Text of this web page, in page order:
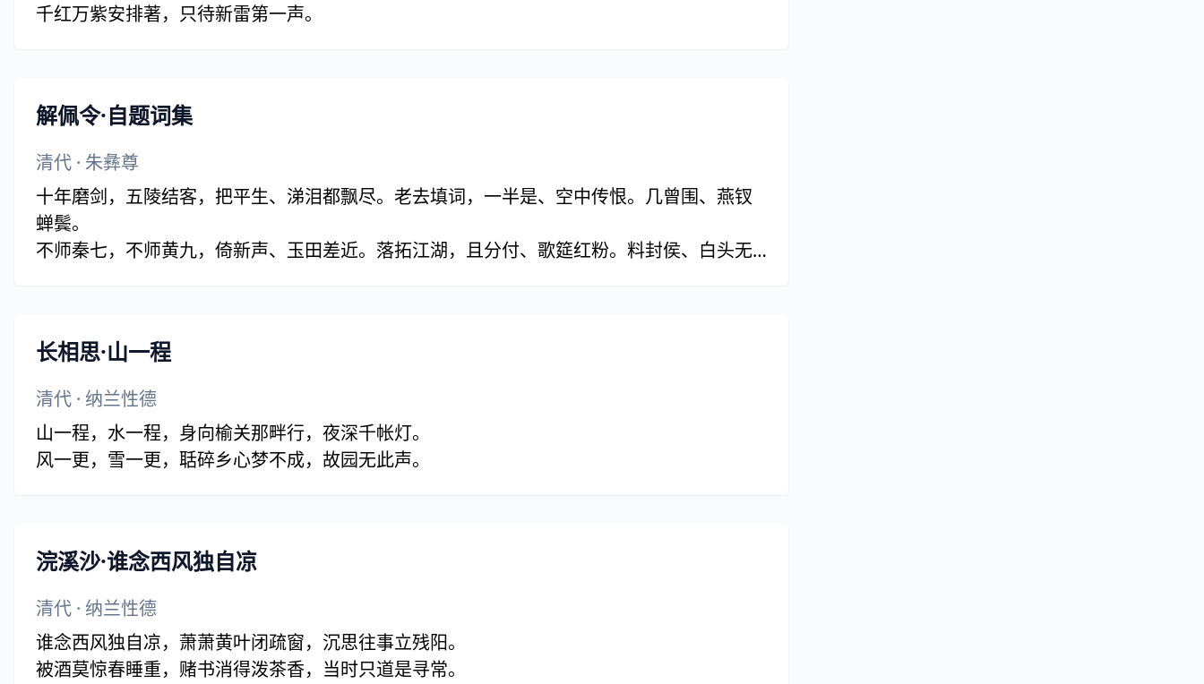
千红万紫安排著，只待新雷第一声。
解佩令·自题词集
清代 · 朱彝尊
十年磨剑，五陵结客，把平生、涕泪都飘尽。老去填词，一半是、空中传恨。几曾围、燕钗
蝉鬓。
不师秦七，不师黄九，倚新声、玉田差近。落拓江湖，且分付、歌筵红粉。料封侯、白头无
长相思·山一程
清代 · 纳兰性德
山一程，水一程，身向榆关那畔行，夜深千帐灯。
风一更，雪一更，聒碎乡心梦不成，故园无此声。
浣溪沙·谁念西风独自凉
清代 · 纳兰性德
谁念西风独自凉，萧萧黄叶闭疏窗，沉思往事立残阳。
被酒莫惊春睡重，赌书消得泼茶香，当时只道是寻常。